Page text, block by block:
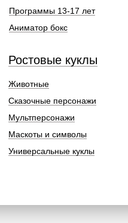
Программы 13-17 лет
Аниматор бокс
Ростовые куклы
Животные
Сказочные персонажи
Мультперсонажи
Маскоты и символы
Универсальные куклы